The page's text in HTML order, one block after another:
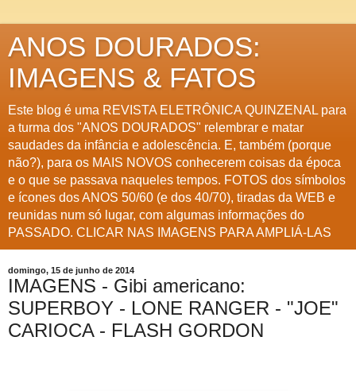
ANOS DOURADOS:
IMAGENS & FATOS
Este blog é uma REVISTA ELETRÔNICA QUINZENAL para
a turma dos "ANOS DOURADOS" relembrar e matar
saudades da infância e adolescência. E, também (porque
não?), para os MAIS NOVOS conhecerem coisas da época
e o que se passava naqueles tempos. FOTOS dos símbolos
e ícones dos ANOS 50/60 (e dos 40/70), tiradas da WEB e
reunidas num só lugar, com algumas informações do
PASSADO. CLICAR NAS IMAGENS PARA AMPLIÁ-LAS
domingo, 15 de junho de 2014
IMAGENS - Gibi americano:
SUPERBOY - LONE RANGER - "JOE"
CARIOCA - FLASH GORDON